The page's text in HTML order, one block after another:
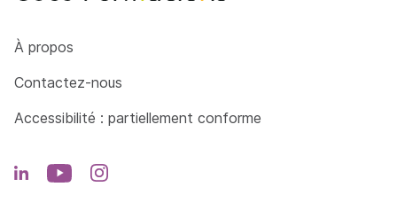
Côté Formations
À propos
Contactez-nous
Accessibilité : partiellement conforme